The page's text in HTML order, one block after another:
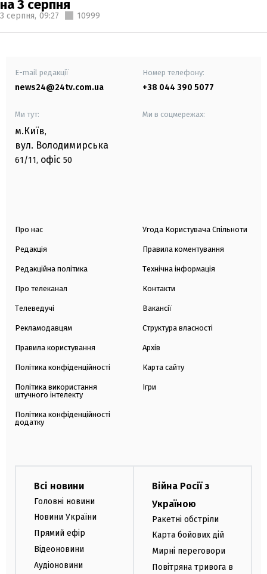
на 3 серпня
3 серпня, 09:27 10999
E-mail редакції
news24@24tv.com.ua
Номер телефону:
+38 044 390 5077
Ми тут:
м.Київ,
вул. Володимирська
61/11, офіс 50
Ми в соцмережах:
Про нас
Редакція
Редакційна політика
Про телеканал
Телеведучі
Рекламодавцям
Правила користування
Політика конфіденційності
Політика використання
штучного інтелекту
Політика конфіденційності
додатку
Угода Користувача Спільноти
Правила коментування
Технічна інформація
Контакти
Вакансії
Структура власності
Архів
Карта сайту
Ігри
Всі новини
Головні новини
Новини України
Прямий ефір
Відеоновини
Аудіоновини
Війна Росії з
Україною
Ракетні обстріли
Карта бойових дій
Мирні переговори
Повітряна тривога в